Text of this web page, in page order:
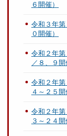
６開催）
令和３年第
０開催）
令和２年
／８、９開
令和２年
４～２５開
令和２年
３～２４開